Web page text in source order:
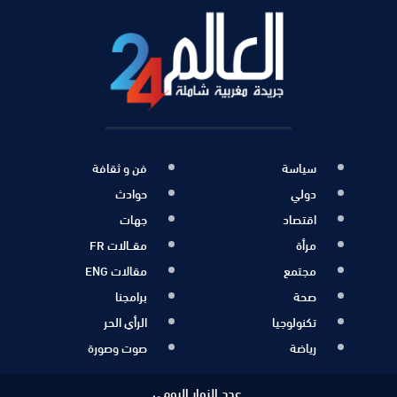
سياسة
دولي
اقتصاد
مرأة
مجتمع
صحة
تكنولوجيا
رياضة
فن و ثقافة
حوادث
جهات
مقــالات FR
مقالات ENG
برامجنا
الرأي الحر
صوت وصورة
عدد الزوار اليومي